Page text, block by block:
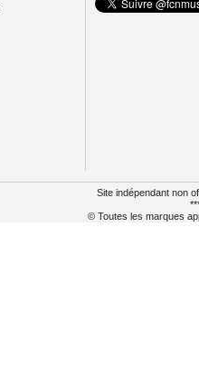
Site indépendant non
© Toutes les marques